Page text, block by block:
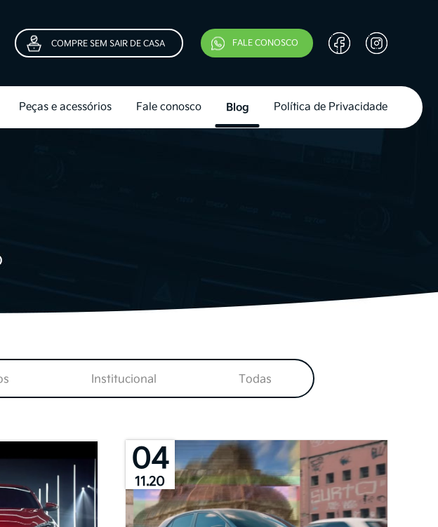
COMPRE SEM SAIR DE CASA FALE CONOSCO
Peças e acessórios Fale conosco Blog Política de Privacidade
Institucional Todas
04
11.20